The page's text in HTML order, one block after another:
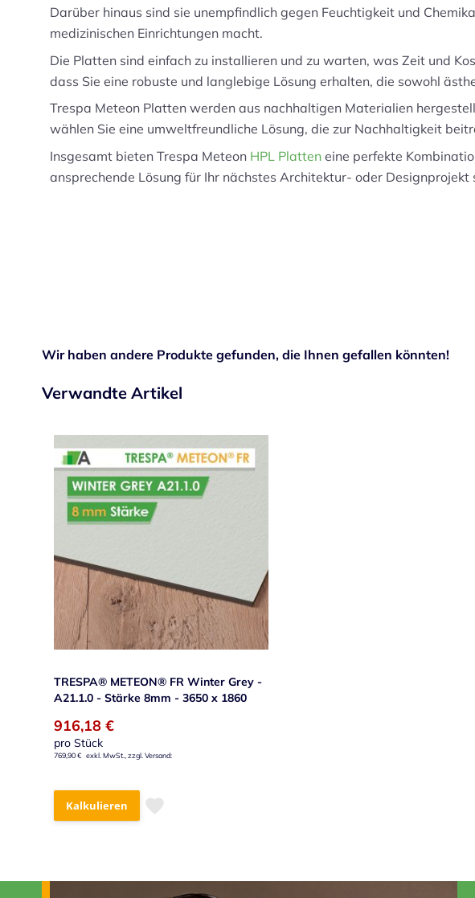
Darüber hinaus sind sie unempfindlich gegen Feuchtigkeit und
medizinischen Einrichtungen macht.
Die Platten sind einfach zu installieren und zu warten, was Zeit und
dass Sie eine robuste und langlebige Lösung erhalten, die sowohl
Trespa Meteon Platten werden aus nachhaltigen Materialien
wählen Sie eine umweltfreundliche Lösung, die zur Nachhaltigkeit
Insgesamt bieten Trespa Meteon HPL Platten eine perfekte
ansprechende Lösung für Ihr nächstes Architektur- oder
Wir haben andere Produkte gefunden, die Ihnen gefallen könnten!
Verwandte Artikel
TRESPA® METEON® FR Winter Grey -
A21.1.0 - Stärke 8mm - 3650 x 1860
916,18 €
pro Stück
769,90 €
Kalkulieren